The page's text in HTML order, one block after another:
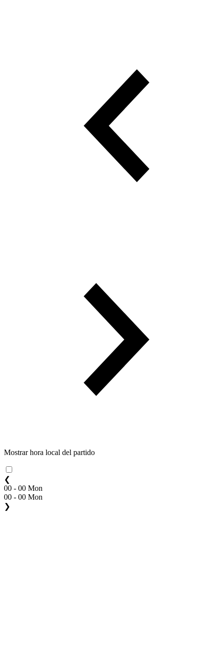
Mostrar hora local del partido
❮
00 - 00 Mon
00 - 00 Mon
❯